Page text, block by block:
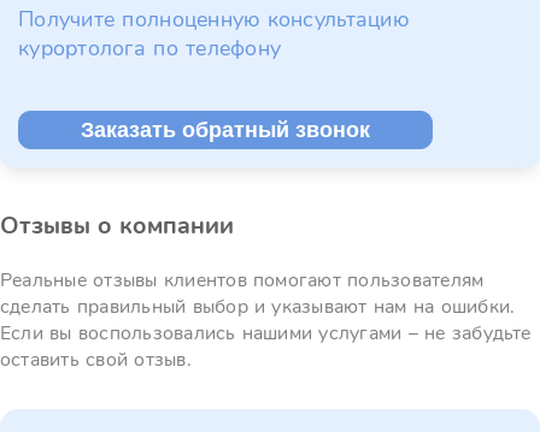
Получите полноценную консультацию
курортолога по телефону
Заказать обратный звонок
Отзывы о компании
Реальные отзывы клиентов помогают пользователям
сделать правильный выбор и указывают нам на ошибки.
Если вы воспользовались нашими услугами – не забудьте
оставить свой отзыв.